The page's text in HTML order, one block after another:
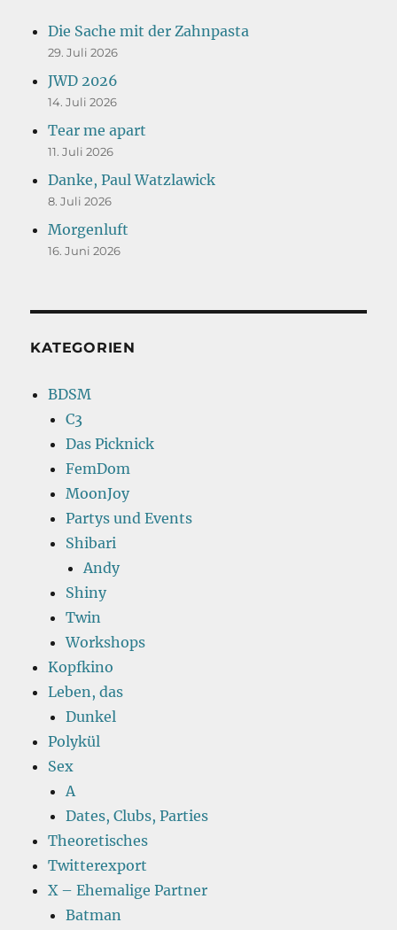
Die Sache mit der Zahnpasta
29. Juli 2026
JWD 2026
14. Juli 2026
Tear me apart
11. Juli 2026
Danke, Paul Watzlawick
8. Juli 2026
Morgenluft
16. Juni 2026
KATEGORIEN
BDSM
C3
Das Picknick
FemDom
MoonJoy
Partys und Events
Shibari
Andy
Shiny
Twin
Workshops
Kopfkino
Leben, das
Dunkel
Polykül
Sex
A
Dates, Clubs, Parties
Theoretisches
Twitterexport
X – Ehemalige Partner
Batman